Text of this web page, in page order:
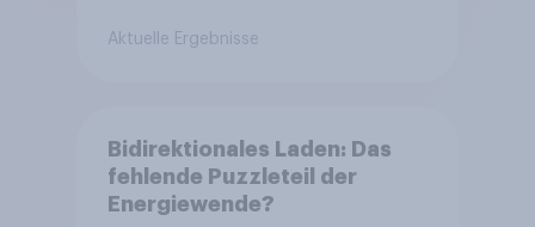
Aktuelle Ergebnisse
Bidirektionales Laden: Das
fehlende Puzzleteil der
Energiewende?